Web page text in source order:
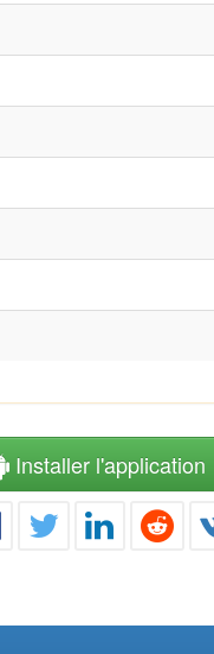
Installer l'application